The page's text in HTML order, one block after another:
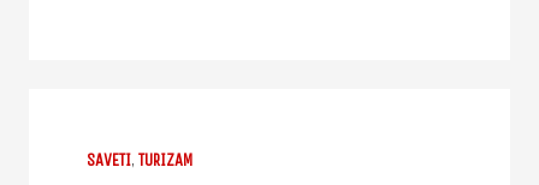
SAVETI, TURIZAM